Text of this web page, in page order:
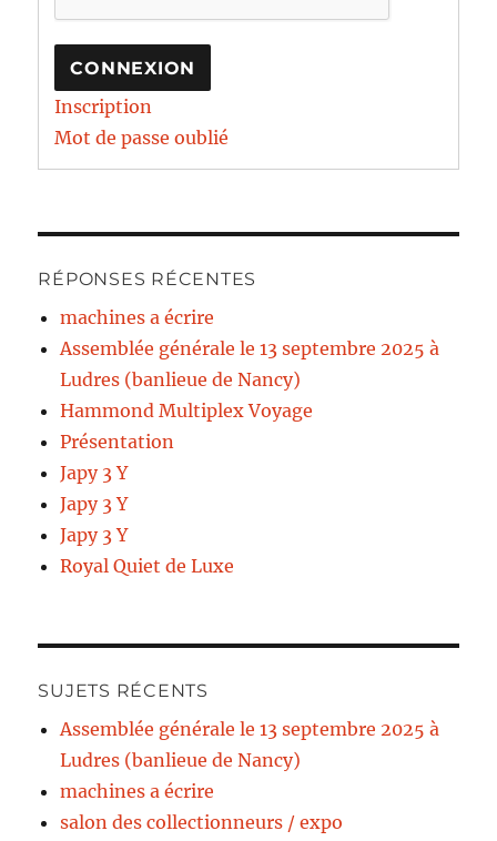
CONNEXION
Inscription
Mot de passe oublié
RÉPONSES RÉCENTES
machines a écrire
Assemblée générale le 13 septembre 2025 à
Ludres (banlieue de Nancy)
Hammond Multiplex Voyage
Présentation
Japy 3 Y
Japy 3 Y
Japy 3 Y
Royal Quiet de Luxe
SUJETS RÉCENTS
Assemblée générale le 13 septembre 2025 à
Ludres (banlieue de Nancy)
machines a écrire
salon des collectionneurs / expo